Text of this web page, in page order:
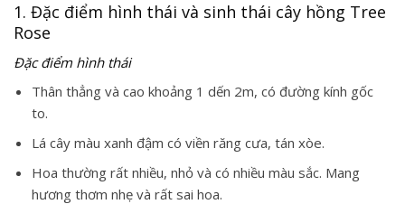
1. Đặc điểm hình thái và sinh thái cây hồng Tree
Rose
Đặc điểm hình thái
Thân thẳng và cao khoảng 1 dến 2m, có đường kính gốc
to.
Lá cây màu xanh đậm có viền răng cưa, tán xòe.
Hoa thường rất nhiều, nhỏ và có nhiều màu sắc. Mang
hương thơm nhẹ và rất sai hoa.